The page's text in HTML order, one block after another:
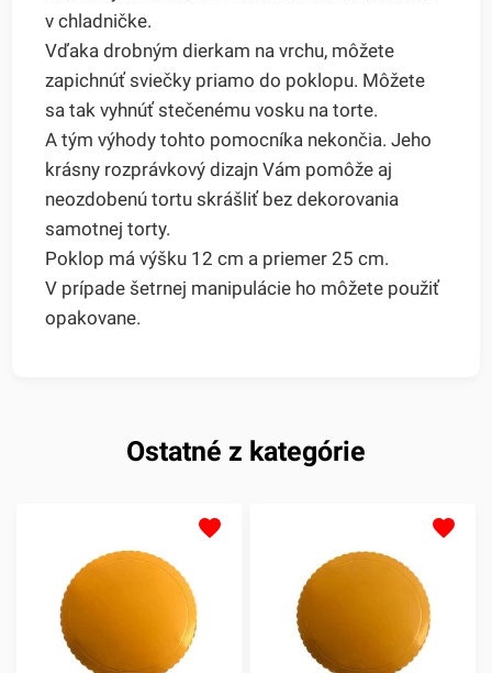
v chladničke.
Vďaka drobným dierkam na vrchu, môžete
zapichnúť sviečky priamo do poklopu. Môžete
sa tak vyhnúť stečenému vosku na torte.
A tým výhody tohto pomocníka nekončia. Jeho
krásny rozprávkový dizajn Vám pomôže aj
neozdobenú tortu skrášliť bez dekorovania
samotnej torty.
Poklop má výšku 12 cm a priemer 25 cm.
V prípade šetrnej manipulácie ho môžete použiť
opakovane.
Ostatné z kategórie